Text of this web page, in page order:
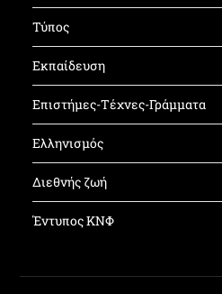
Τύπος
Εκπαίδευση
Επιστήμες-Τέχνες-Γράμματα
Ελληνισμός
Διεθνής ζωή
Έντυπος ΚΝΦ